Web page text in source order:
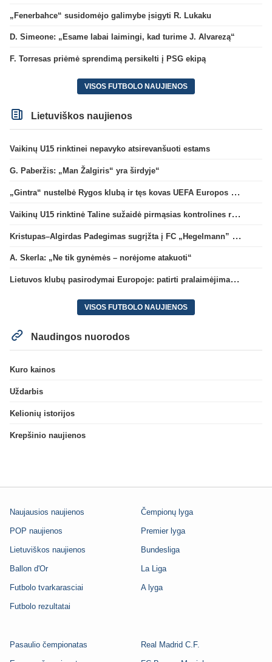
„Fenerbahce“ susidomėjo galimybe įsigyti R. Lukaku
D. Simeone: „Esame labai laimingi, kad turime J. Alvarezą“
F. Torresas priėmė sprendimą persikelti į PSG ekipą
VISOS FUTBOLO NAUJIENOS
Lietuviškos naujienos
Vaikinų U15 rinktinei nepavyko atsirevanšuoti estams
G. Paberžis: „Man Žalgiris“ yra širdyje“
„Gintra“ nustelbė Rygos klubą ir tęs kovas UEFA Europos taurės atrankoje
Vaikinų U15 rinktinė Taline sužaidė pirmąsias kontrolines rungtynes
Kristupas–Algirdas Padegimas sugrįžta į FC „Hegelmann” B sudėtį
A. Skerla: „Ne tik gynėmės – norėjome atakuoti“
Lietuvos klubų pasirodymai Europoje: patirti pralaimėjimai Kroatijos atstovams
VISOS FUTBOLO NAUJIENOS
Naudingos nuorodos
Kuro kainos
Uždarbis
Kelionių istorijos
Krepšinio naujienos
Naujausios naujienos
POP naujienos
Lietuviškos naujienos
Ballon d'Or
Futbolo tvarkarasciai
Futbolo rezultatai
Čempionų lyga
Premier lyga
Bundesliga
La Liga
A lyga
Pasaulio čempionatas Real Madrid C.F.